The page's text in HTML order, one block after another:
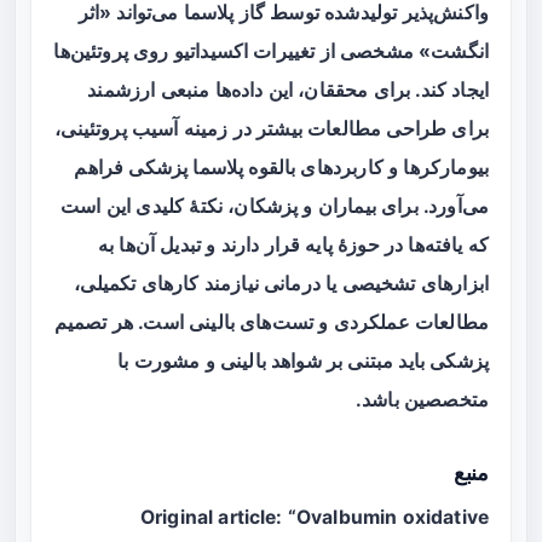
واکنش‌پذیر تولیدشده توسط گاز پلاسما می‌تواند «اثر
انگشت» مشخصی از تغییرات اکسیداتیو روی پروتئین‌ها
ایجاد کند. برای محققان، این داده‌ها منبعی ارزشمند
برای طراحی مطالعات بیشتر در زمینه آسیب پروتئینی،
بیومارکرها و کاربردهای بالقوه پلاسما پزشکی فراهم
می‌آورد. برای بیماران و پزشکان، نکتهٔ کلیدی این است
که یافته‌ها در حوزهٔ پایه قرار دارند و تبدیل آن‌ها به
ابزارهای تشخیصی یا درمانی نیازمند کارهای تکمیلی،
مطالعات عملکردی و تست‌های بالینی است. هر تصمیم
پزشکی باید مبتنی بر شواهد بالینی و مشورت با
متخصصین باشد.
منبع
Original article: “Ovalbumin oxidative